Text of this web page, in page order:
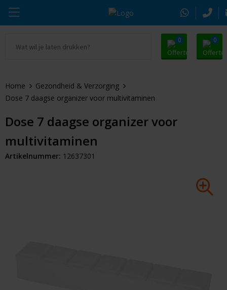
0 0
Drinkwaren
Tassen & Reizen
Alle promosnoepje
Zomer
Kerst
Thule
Alle merken
Home
Gezondheid & Verzorging
Dose 7 daagse organizer voor multivitaminen
Dose 7 daagse organizer voor
multivitaminen
Artikelnummer: 12637301